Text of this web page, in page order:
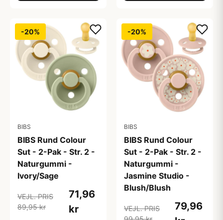
-20%
BIBS
BIBS Rund Colour
Sut - 2-Pak - Str. 2 -
Naturgummi -
Ivory/Sage
VEJL. PRIS
89,95 kr
71,96
kr
-20%
BIBS
BIBS Rund Colour
Sut - 2-Pak - Str. 2 -
Naturgummi -
Jasmine Studio -
Blush/Blush
VEJL. PRIS
79,96